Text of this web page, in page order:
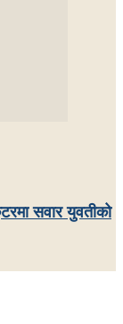
सवार युवतीको